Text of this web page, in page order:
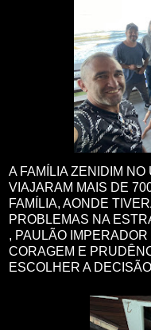
A FAMÍLIA ZENIDIM NO
VIAJARAM MAIS DE
FAMÍLIA, AONDE
PROBLEMAS NA
, PAULÃO
CORAGEM E
ESCOLHER A